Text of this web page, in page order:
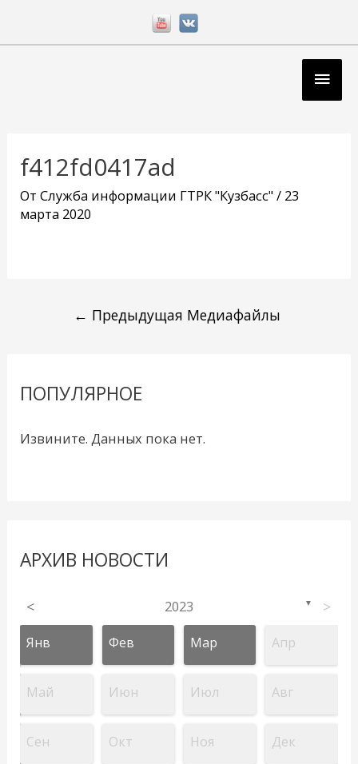
f412fd0417ad
ОтСлужба информации ГТРК "Кузбасс"/ 23
марта 2020
записям
← Предыдущая Медиафайлы
ПОПУЛЯРНОЕ
Извините. Данных пока нет.
АРХИВ НОВОСТИ
< 2023 ▼ >
Янв Фев Мар Апр
Май Июн Июл Авг
Сен Окт Ноя Дек